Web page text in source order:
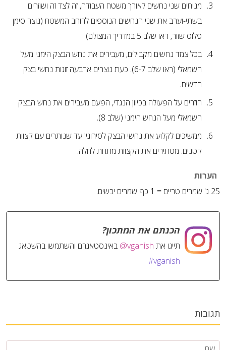
מניחים שני נחשים לאורך משטח העבודה, זה לצד זה ושוזרים
בשתי-וערב את שני הנחשים הנוספים לרוחב המשטח (נוצר סימן
פלוס שזור, ראו שלב 5 במדריך המצולם).
בכל צמד נחשים מקבילים, מעבירים את נחש הבצק הימני מעל
השמאלי (ראו שלב 6-7). כעת נוצרים ארבעה זוגות נחשי בצק
חדשים.
חוזרים על הפעולה בכיוון הנגדי, הפעם מעבירים את נחש הבצק
השמאלי מעל הנחש הימני (שלב 8).
ממשיכים לקלוע את נחשי הבצק לסירוגין עד שנותרים עם קצוות
קטנים. מסתירים את הקצוות מתחת לחלה.
הערות
25 ג' שמרים טריים = 1 כף שמרים יבשים.
הכנתם את המתכון?
תייגו את @vganish באינסטאגרם והשתמשו בהשטאג
#vganish
תגובות